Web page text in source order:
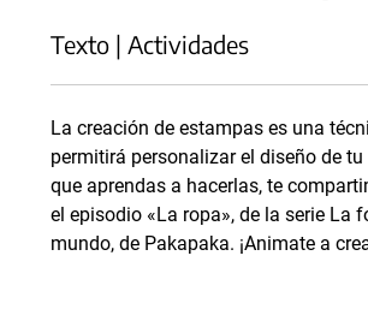
Texto | Actividades
La creación de estampas es una
permitirá personalizar el diseño de tu
que aprendas a hacerlas, te
el episodio «La ropa», de la serie La
mundo, de Pakapaka. ¡Animate a